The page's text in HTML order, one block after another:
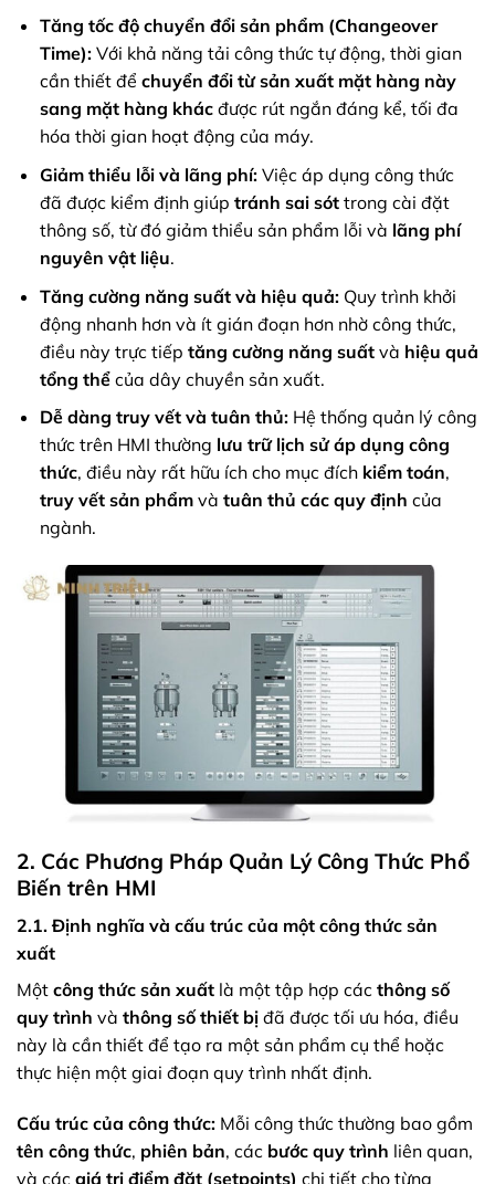
Tăng tốc độ chuyển đổi sản phẩm (Changeover
Time):Với khả năng tải công thức tự động, thời gian
cần thiết để chuyển đổi từ sản xuất mặt hàng này
sang mặt hàng khácđược rút ngắn đáng kể, tối đa
hóa thời gian hoạt động của máy.
Giảm thiểu lỗi và lãng phí:Việc áp dụng công thức
đã được kiểm định giúp tránh sai sóttrong cài đặt
thông số, từ đó giảm thiểu sản phẩm lỗi và lãng phí
nguyên vật liệu.
Tăng cường năng suất và hiệu quả:Quy trình khởi
động nhanh hơn và ít gián đoạn hơn nhờ công thức,
điều này trực tiếp tăng cường năng suấtvà hiệu quả
tổng thểcủa dây chuyền sản xuất.
Dễ dàng truy vết và tuân thủ:Hệ thống quản lý công
thức trên HMI thường lưu trữ lịch sử áp dụng công
thức, điều này rất hữu ích cho mục đích kiểm toán,
truy vết sản phẩmvà tuân thủ các quy định của
ngành.
2. Các Phương Pháp Quản Lý Công Thức Phổ
Biến trên HMI
2.1. Định nghĩa và cấu trúc của một công thức sản
xuất
Một công thức sản xuất là một tập hợp các thông số
quy trình và thông số thiết bị đã được tối ưu hóa, điều
này là cần thiết để tạo ra một sản phẩm cụ thể hoặc
thực hiện một giai đoạn quy trình nhất định.
Cấu trúc của công thức: Mỗi công thức thường bao gồm
tên công thức, phiên bản, các bước quy trình liên quan,
và các giá trị điểm đặt (setpoints) chi tiết cho từng